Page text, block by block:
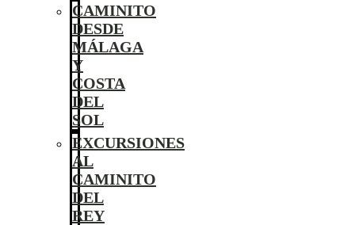
CAMINITO
DESDE
MÁLAGA
Y
COSTA
DEL
SOL
EXCURSIONES
AL
CAMINITO
DEL
REY